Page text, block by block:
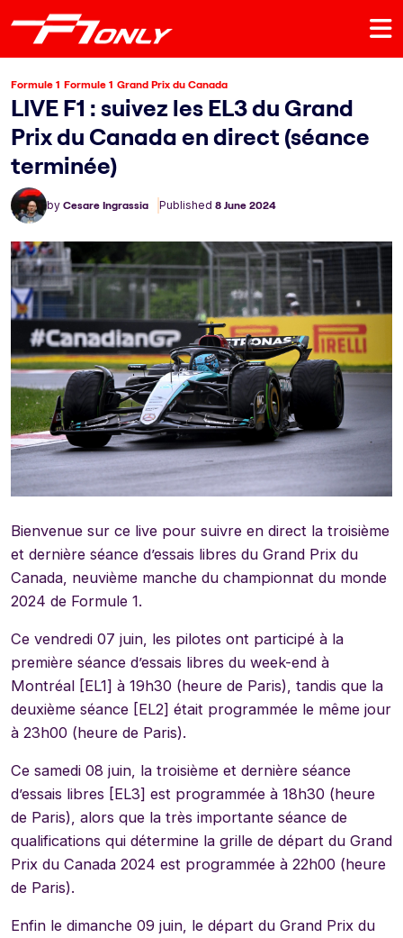
Formule 1 Formule 1 Grand Prix du Canada
LIVE F1 : suivez les EL3 du Grand
Prix du Canada en direct (séance
terminée)
by Cesare Ingrassia Published 8 June 2024
Bienvenue sur ce live pour suivre en direct la troisième
et dernière séance d’essais libres du Grand Prix du
Canada, neuvième manche du championnat du monde
2024 de Formule 1.
Ce vendredi 07 juin, les pilotes ont participé à la
première séance d’essais libres du week-end à
Montréal [EL1] à 19h30 (heure de Paris), tandis que la
deuxième séance [EL2] était programmée le même jour
à 23h00 (heure de Paris).
Ce samedi 08 juin, la troisième et dernière séance
d’essais libres [EL3] est programmée à 18h30 (heure
de Paris), alors que la très importante séance de
qualifications qui détermine la grille de départ du Grand
Prix du Canada 2024 est programmée à 22h00 (heure
de Paris).
Enfin le dimanche 09 juin, le départ du Grand Prix du